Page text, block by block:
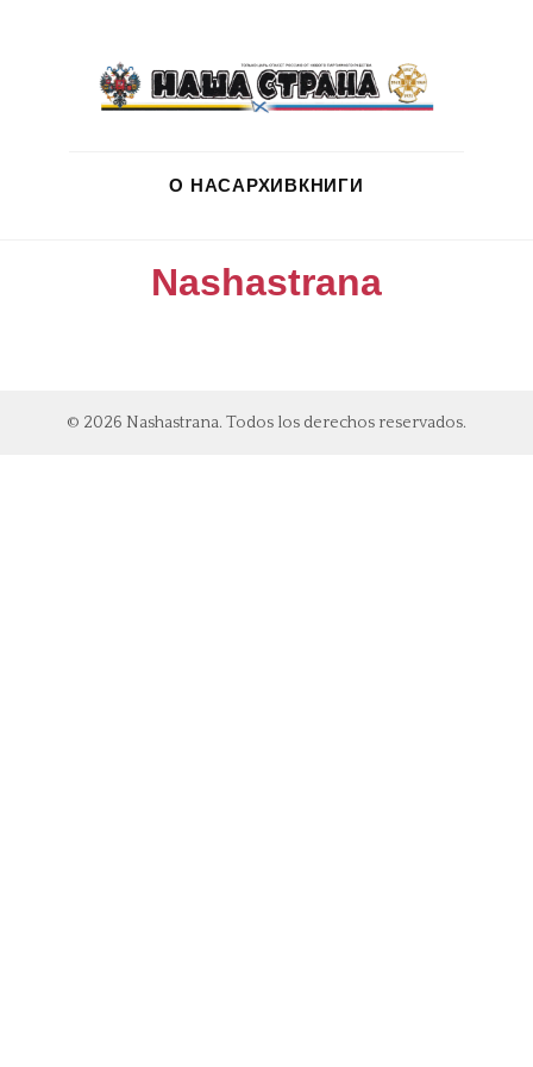
О НАСАРХИВКНИГИ
Nashastrana
© 2026 Nashastrana. Todos los derechos reservados.